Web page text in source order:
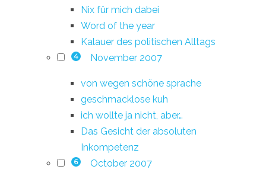
Nix für mich dabei
Word of the year
Kalauer des politischen Alltags
4 November 2007
von wegen schöne sprache
geschmacklose kuh
ich wollte ja nicht, aber…
Das Gesicht der absoluten
Inkompetenz
6 October 2007